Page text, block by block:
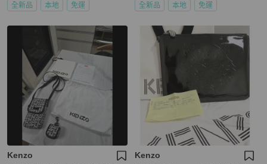
全新品 本地 免運 全新品 本地 免運
Kenzo Kenzo